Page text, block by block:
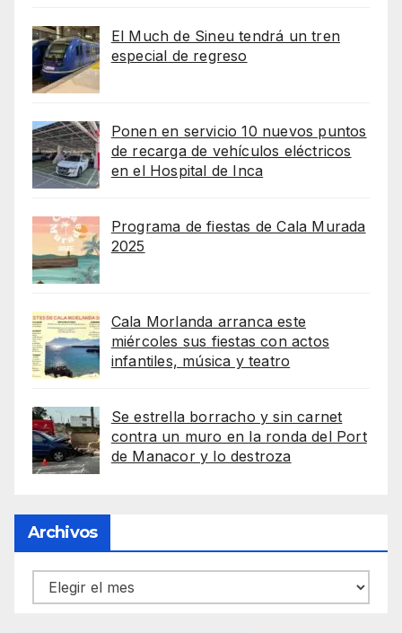
El Much de Sineu tendrá un tren
especial de regreso
Ponen en servicio 10 nuevos puntos
de recarga de vehículos eléctricos
en el Hospital de Inca
Programa de fiestas de Cala Murada
2025
Cala Morlanda arranca este
miércoles sus fiestas con actos
infantiles, música y teatro
Se estrella borracho y sin carnet
contra un muro en la ronda del Port
de Manacor y lo destroza
Archivos
Archivos